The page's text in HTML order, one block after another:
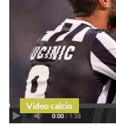
Video calcio